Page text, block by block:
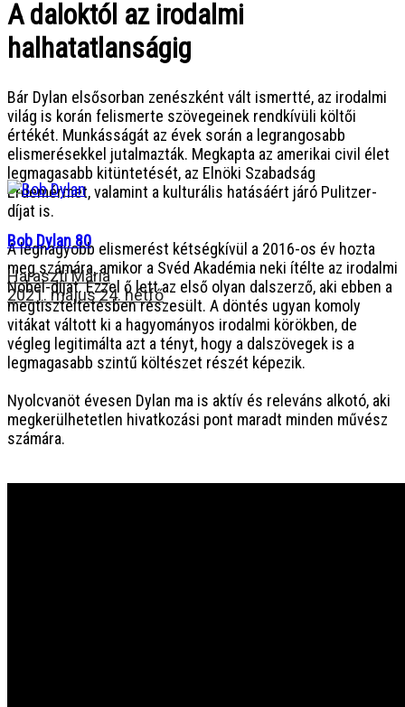
A daloktól az irodalmi
halhatatlanságig
Bár Dylan elsősorban zenészként vált ismertté, az irodalmi
világ is korán felismerte szövegeinek rendkívüli költői
értékét. Munkásságát az évek során a legrangosabb
elismerésekkel jutalmazták. Megkapta az amerikai civil élet
legmagasabb kitüntetését, az Elnöki Szabadság
Érdemérmet, valamint a kulturális hatásáért járó Pulitzer-
díjat is.
A legnagyobb elismerést kétségkívül a 2016-os év hozta
meg számára, amikor a Svéd Akadémia neki ítélte az irodalmi
Nobel-díjat. Ezzel ő lett az első olyan dalszerző, aki ebben a
megtiszteltetésben részesült. A döntés ugyan komoly
vitákat váltott ki a hagyományos irodalmi körökben, de
végleg legitimálta azt a tényt, hogy a dalszövegek is a
legmagasabb szintű költészet részét képezik.
Nyolcvanöt évesen Dylan ma is aktív és releváns alkotó, aki
megkerülhetetlen hivatkozási pont maradt minden művész
számára.
Bob Dylan 80
Haraszti Mária
2021. május 24. hétfő